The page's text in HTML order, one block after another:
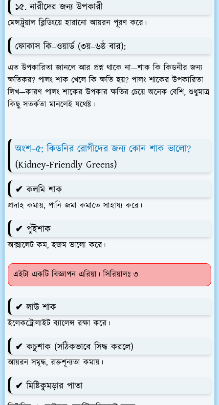
১৫. নারীদের জন্য উপকারী
মেন্সট্রুয়াল ব্লিডিংয়ে হারানো আয়রন পূরণ করে।
ফোকাস কি–ওয়ার্ড (৩য়–৬ষ্ঠ বার):
এত উপকারিতা জানলে আর প্রশ্ন থাকে না—শাক কি কিডনীর জন্য
ক্ষতিকর? পালং শাক খেলে কি ক্ষতি হয়? পালং শাকের উপকারিতা
লিখ—কারণ পালং শাকের উপকার ক্ষতির চেয়ে অনেক বেশি, শুধুমাত্র
কিছু সতর্কতা মানলেই যথেষ্ট।
অংশ–৫:কিডনির রোগীদের জন্য কোন শাক ভালো?
(Kidney-Friendly Greens)
✔ কলমি শাক
প্রদাহ কমায়, পানি জমা কমাতে সাহায্য করে।
✔ পুঁইশাক
অক্সালেট কম, হজম ভালো করে।
এইটা একটি বিজ্ঞাপন এরিয়া। সিরিয়ালঃ ৩
✔ লাউ শাক
ইলেকট্রোলাইট ব্যালেন্স রক্ষা করে।
✔ কচুশাক (সঠিকভাবে সিদ্ধ করলে)
আয়রন সমৃদ্ধ, রক্তশূন্যতা কমায়।
✔ মিষ্টিকুমড়ার পাতা